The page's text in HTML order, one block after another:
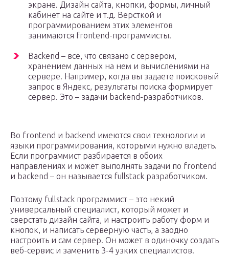
экране. Дизайн сайта, кнопки, формы, личный
кабинет на сайте и т.д. Версткой и
программированием этих элементов
занимаются frontend-программисты.
Backend – все, что связано с сервером,
хранением данных на нем и вычислениями на
сервере. Например, когда вы задаете поисковый
запрос в Яндекс, результаты поиска формирует
сервер. Это – задачи backend-разработчиков.
Во frontend и backend имеются свои технологии и
языки программирования, которыми нужно владеть.
Если программист разбирается в обоих
направлениях и может выполнять задачи по frontend
и backend – он называется fullstack разработчиком.
Поэтому fullstack программист – это некий
универсальный специалист, который может и
сверстать дизайн сайта, и настроить работу форм и
кнопок, и написать серверную часть, а заодно
настроить и сам сервер. Он может в одиночку создать
веб-сервис и заменить 3-4 узких специалистов.